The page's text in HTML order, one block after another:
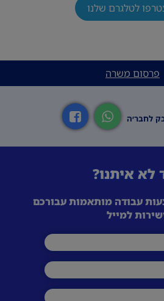
לטלגרם שלנו
פרסום משרה
לחבר׳ה
לא איתנו?
עבודה מותאמות עבורכם
למייל